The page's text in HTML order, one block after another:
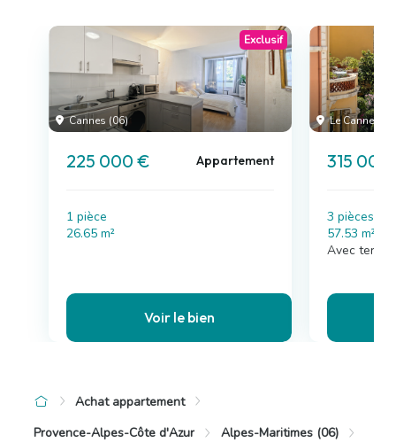
Cannes (06)
Exclusif
225 000 € Appartement
1 pièce
26.65 m²
Voir le bien
Le Cannet
315
3 pièces , 2
57.53 m²
Avec
Achat appartement
Provence-Alpes-Côte d'Azur
Alpes-Maritimes (06)